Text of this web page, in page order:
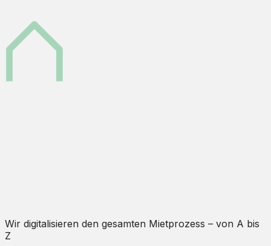
Wir digitalisieren den gesamten Mietprozess – von A bis
Z